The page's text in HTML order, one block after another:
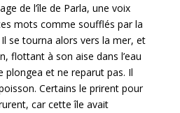
de l’île de Parla, une voix
mots comme soufflés par la
Il se tourna alors vers la mer, et
flottant à son aise dans l’eau
plongea et ne reparut pas. Il
Certains le prirent pour
car cette île avait